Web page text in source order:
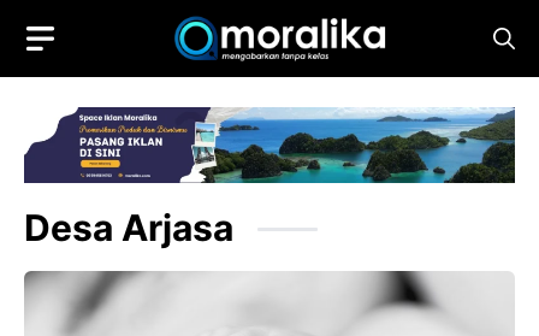
content
Desa Arjasa